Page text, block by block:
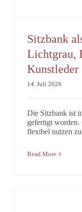
Sitzbank
Lichtgrau,
Kunstleder
14. Juli 2026
Die Sitzbank ist
gefertigt worden.
flexibel nutzen
Read More